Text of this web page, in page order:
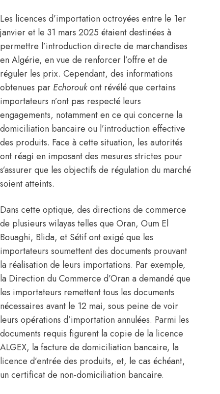
Les licences d’importation octroyées entre le 1er
janvier et le 31 mars 2025 étaient destinées à
permettre l’introduction directe de marchandises
en Algérie, en vue de renforcer l’offre et de
réguler les prix. Cependant, des informations
obtenues par Echoroukont révélé que certains
importateurs n’ont pas respecté leurs
engagements, notamment en ce qui concerne la
domiciliation bancaire ou l’introduction effective
des produits. Face à cette situation, les autorités
ont réagi en imposant des mesures strictes pour
s’assurer que les objectifs de régulation du marché
soient atteints.
Dans cette optique, des directions de commerce
de plusieurs wilayas telles que Oran, Oum El
Bouaghi, Blida, et Sétif ont exigé que les
importateurs soumettent des documents prouvant
la réalisation de leurs importations. Par exemple,
la Direction du Commerce d’Oran a demandé que
les importateurs remettent tous les documents
nécessaires avant le 12 mai, sous peine de voir
leurs opérations d’importation annulées. Parmi les
documents requis figurent la copie de la licence
ALGEX, la facture de domiciliation bancaire, la
licence d’entrée des produits, et, le cas échéant,
un certificat de non-domiciliation bancaire.